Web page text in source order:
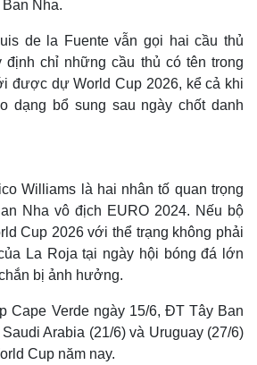
Nha.
de la Fuente vẫn gọi hai cầu thủ
định chỉ những cầu thủ có tên trong
được dự World Cup 2026, kể cả khi
dạng bổ sung sau ngày chốt danh
Williams là hai nhân tố quan trọng
Nha vô địch EURO 2024. Nếu bộ
Cup 2026 với thể trạng không phải
La Roja tại ngày hội bóng đá lớn
bị ảnh hưởng.
Cape Verde ngày 15/6, ĐT Tây Ban
Arabia (21/6) và Uruguay (27/6)
Cup năm nay.